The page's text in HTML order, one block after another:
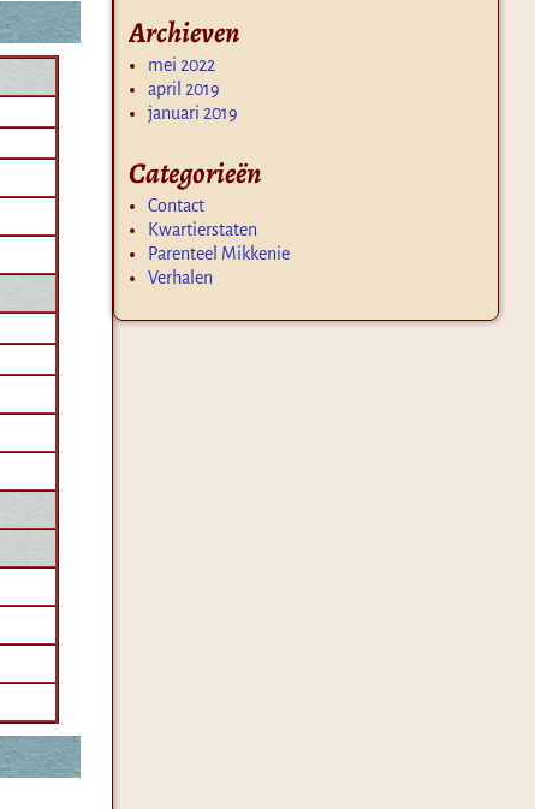
Archieven
mei 2022
april 2019
januari 2019
Categorieën
Contact
Kwartierstaten
Parenteel Mikkenie
Verhalen